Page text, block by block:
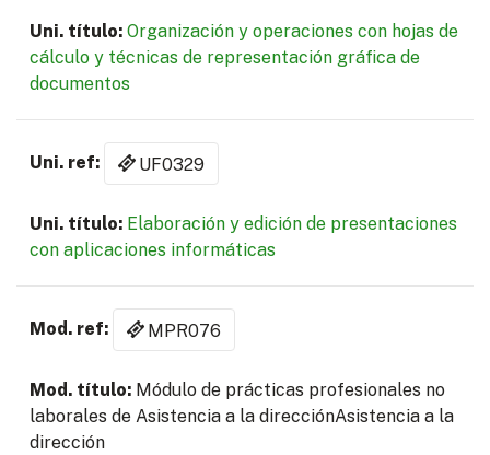
Organización y operaciones con hojas de
cálculo y técnicas de representación gráfica de
documentos
UF0329
Elaboración y edición de presentaciones
con aplicaciones informáticas
MPR076
Módulo de prácticas profesionales no
laborales de Asistencia a la direcciónAsistencia a la
dirección